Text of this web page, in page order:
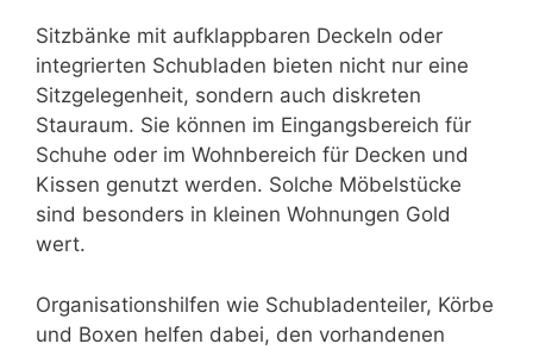
Sitzbänke mit aufklappbaren Deckeln oder
integrierten Schubladen bieten nicht nur eine
Sitzgelegenheit, sondern auch diskreten
Stauraum. Sie können im Eingangsbereich für
Schuhe oder im Wohnbereich für Decken und
Kissen genutzt werden. Solche Möbelstücke
sind besonders in kleinen Wohnungen Gold
wert.
Organisationshilfen wie Schubladenteiler, Körbe
und Boxen helfen dabei, den vorhandenen